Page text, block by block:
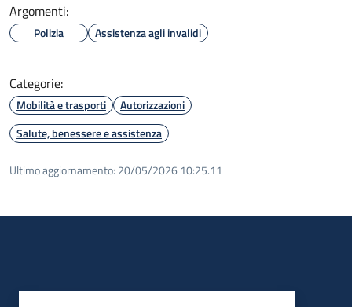
Argomenti:
Polizia Assistenza agli invalidi
Categorie:
Mobilità e trasporti
Autorizzazioni
Salute, benessere e assistenza
Ultimo aggiornamento: 20/05/2026 10:25.11